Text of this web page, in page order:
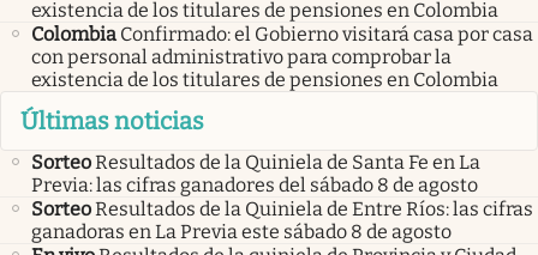
existencia de los titulares de pensiones en Colombia
Colombia Confirmado: el Gobierno visitará casa por casa
con personal administrativo para comprobar la
existencia de los titulares de pensiones en Colombia
Últimas noticias
SorteoResultados de la Quiniela de Santa Fe en La
Previa: las cifras ganadores del sábado 8 de agosto
SorteoResultados de la Quiniela de Entre Ríos: las cifras
ganadoras en La Previa este sábado 8 de agosto